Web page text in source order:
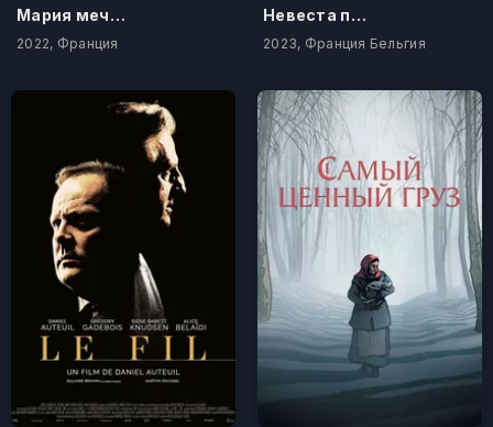
Мария мечтает
2022, Франция
Невеста поэта
2023, Франция Бельгия